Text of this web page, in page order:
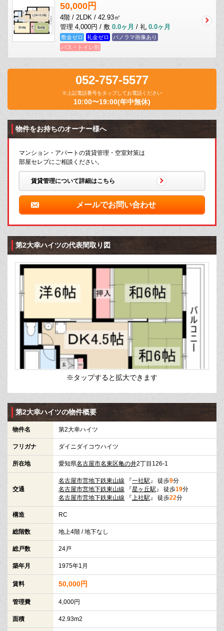
50,000円
4階 / 2LDK / 42.93㎡
管理 4,000円 / 敷 0.0ヶ月 / 礼 0.0ヶ月
敷金ゼロ 礼金ゼロ
パノラマ画像あり
バス・トイレ別
052-757-5577
※上記電話番号をタップしてお電話ください
10:00〜19:00(年中無休)
物件をお持ちのオーナー様へ
マンション・アパートの賃貸管理・空室対策は
部屋セレブにご相談ください。
賃貸管理について詳細はこちら
メールでお問い合わせ
第2大幸ハイツの代表間取り図
※タップすると拡大できます
第2大幸ハイツの物件概要
物件名 第2大幸ハイツ
フリガナ ダイニダイコウハイツ
所在地 愛知県名古屋市名東区亀の井2丁目126-1
交通
名古屋市営地下鉄東山線 『一社駅 』 徒歩9分
名古屋市営地下鉄東山線 『星ヶ丘駅 』 徒歩19分
名古屋市営地下鉄東山線 『 上社駅 』 徒歩22分
構造 RC
総階数 地上4階 / 地下なし
総戸数 24戸
築年月 1975年1月
賃料 50,000円
管理費 4,000円
面積 42.93m2